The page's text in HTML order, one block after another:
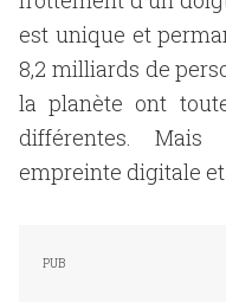
est unique et
8,2 milliards de
la planète ont
différentes.
empreinte digitale